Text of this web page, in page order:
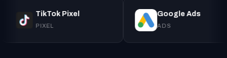
TikTok Pixel
PIXEL
Google Ads
ADS